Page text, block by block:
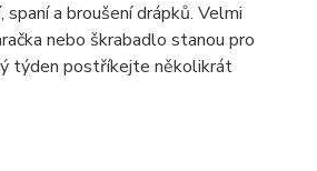
a broušení drápků. Velmi
nebo škrabadlo stanou pro
týden postříkejte několikrát